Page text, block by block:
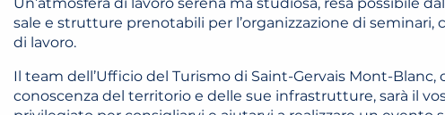
sale e strutture prenotabili per l’organizzazione di seminari,
di lavoro.
Il team dell’Ufficio del Turismo di Saint-Gervais Mont-Blanc,
conoscenza del territorio e delle sue infrastrutture, sarà il